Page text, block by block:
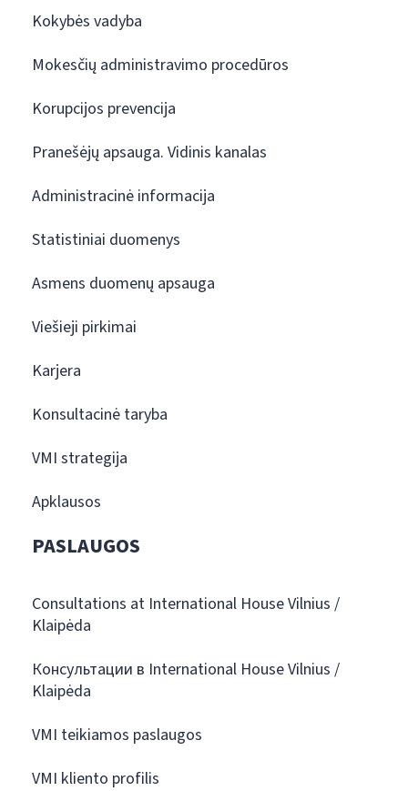
Kokybės vadyba
Mokesčių administravimo procedūros
Korupcijos prevencija
Pranešėjų apsauga. Vidinis kanalas
Administracinė informacija
Statistiniai duomenys
Asmens duomenų apsauga
Viešieji pirkimai
Karjera
Konsultacinė taryba
VMI strategija
Apklausos
PASLAUGOS
Consultations at International House Vilnius /
Klaipėda
Консультации в International House Vilnius /
Klaipėda
VMI teikiamos paslaugos
VMI kliento profilis